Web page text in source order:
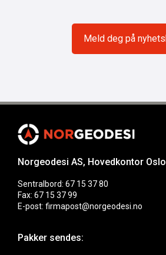
Norgeodesi AS, Hovedkontor Oslo
Sentralbord: 67 15 37 80
Fax: 67 15 37 99
E-post: firmapost@norgeodesi.no
Pakker sendes: